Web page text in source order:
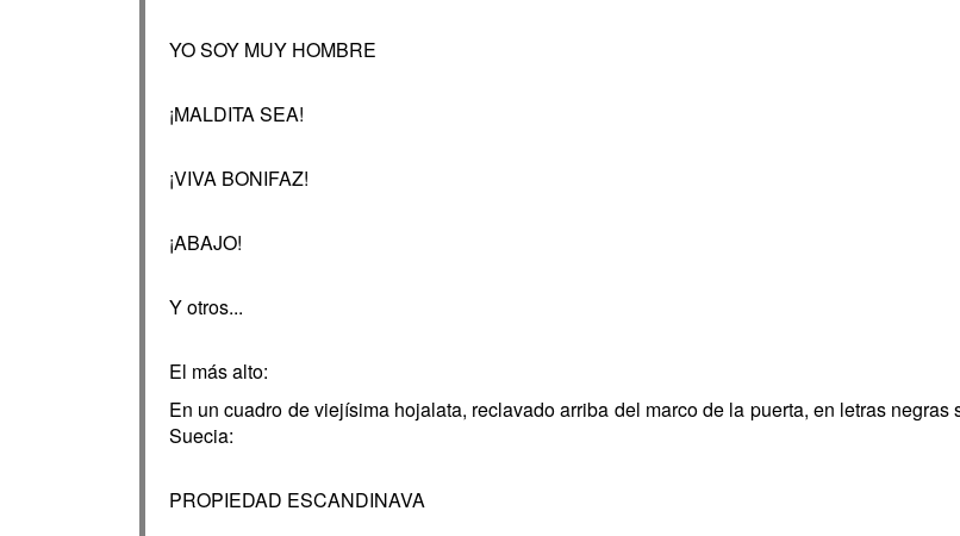
YO SOY MUY HOMBRE
¡MALDITA SEA!
¡VIVA BONIFAZ!
¡ABAJO!
Y otros...
El más alto:
En un cuadro de viejísima hojalata, reclavado arriba del marco de la puerta, en letras
Suecia:
PROPIEDAD ESCANDINAVA